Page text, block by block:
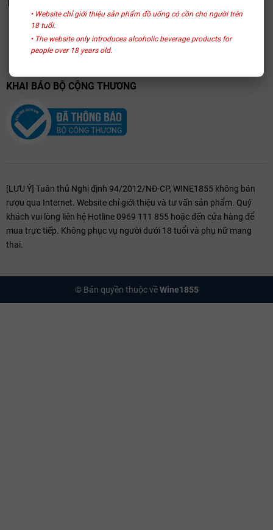
• Website chỉ giới thiệu sản phẩm đồ uống có cồn cho người trên
18 tuổi.
• The website only introduces alcoholic beverage products for
people over 18 years old.
TRANG VÀNG VIỆT NAM
KHAI BÁO BỘ CỘNG THƯƠNG
[LƯU Ý] Tuân thủ Nghị định 94/2012/NĐ-CP, WINE1855 không bán
rượu qua Internet. Website chỉ giới thiệu và tư vấn sản phẩm. Quý
khách vui lòng liên hệ Hotline 0969 111 855 hoặc đến cửa hàng để
mua trực tiếp. Không phục vụ người dưới 18 tuổi và phụ nữ mang
thai.
© Bản quyền thuộc vềWine1855